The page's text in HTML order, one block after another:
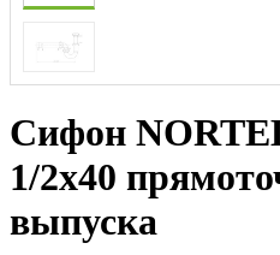
Сифон
1/2x40
выпуска